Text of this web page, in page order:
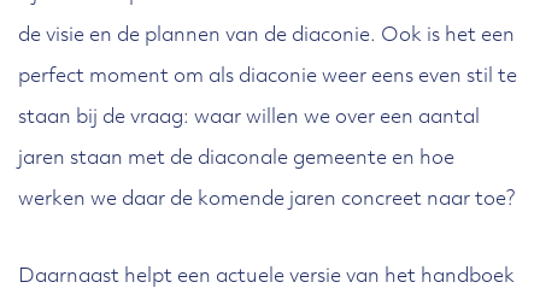
de visie en de plannen van de diaconie. Ook is het een
perfect moment om als diaconie weer eens even stil te
staan bij de vraag: waar willen we over een aantal
jaren staan met de diaconale gemeente en hoe
werken we daar de komende jaren concreet naar toe?
Daarnaast helpt een actuele versie van het handboek